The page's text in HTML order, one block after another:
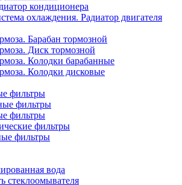
кондиционера
охлаждения. Радиатор двигателя
Барабан тормозной
Диск тормозной
Колодки барабанные
Колодки дисковые
фильтры
фильтры
фильтры
фильтры
фильтры
вода
стеклоомывателя